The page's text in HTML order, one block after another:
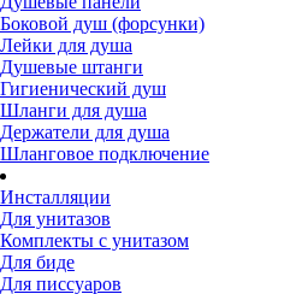
Боковой душ (форсунки)
Лейки для душа
Душевые штанги
Гигиенический душ
Шланги для душа
Держатели для душа
Шланговое подключение
Инсталляции
Для унитазов
Комплекты с унитазом
Для биде
Для писсуаров